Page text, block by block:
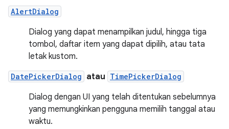
AlertDialog
Dialog yang dapat menampilkan judul, hingga tiga
tombol, daftar item yang dapat dipilih, atau tata
letak kustom.
DatePickerDialog atau TimePickerDialog
Dialog dengan UI yang telah ditentukan sebelumnya
yang memungkinkan pengguna memilih tanggal atau
waktu.